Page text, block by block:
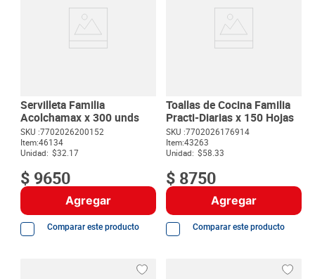
Servilleta Familia
Acolchamax x 300 unds
SKU :7702026200152
Item:46134
Unidad: $32.17
$ 9650
Agregar
Comparar este producto
Toallas de Cocina Familia
Practi-Diarias x 150 Hojas
SKU :7702026176914
Item:43263
Unidad: $58.33
$ 8750
Agregar
Comparar este producto